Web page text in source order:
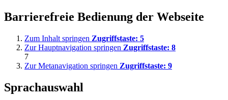
Barrierefreie Bedienung der Webseite
Zum Inhalt springen Zugriffstaste: 5
Zur Hauptnavigation springen Zugriffstaste: 8
7
Zur Metanavigation springen Zugriffstaste: 9
Sprachauswahl